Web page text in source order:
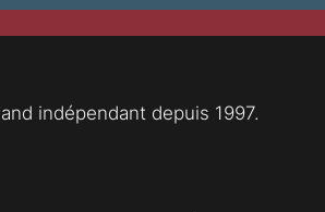
indépendant depuis 1997.